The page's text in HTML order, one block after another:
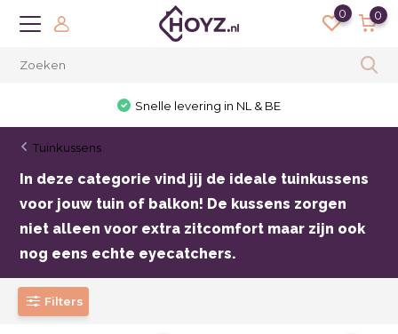
0 0
30 dagen bedenktijd
Tuinkussens
In deze categorie vind jij de ideale tuinkussens
voor jouw tuin of balkon! De kussens zorgen
niet alleen voor extra zitcomfort maar zijn ook
nog eens echte eyecatchers.
Filters